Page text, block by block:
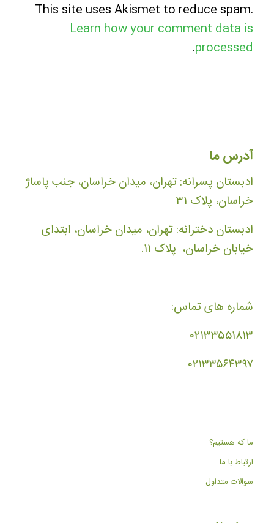
This site uses Akismet to reduce spam.
Learn how your comment data is
processed
.
آدرس ما
ادبستان پسرانه: تهران، میدان خراسان، جنب پاساژ
خراسان، پلاک ۳۱
ادبستان دخترانه: تهران، میدان خراسان، ابتدای
خیابان خراسان، پلاک ۱۱.
شماره های تماس:
۰۲۱۳۳۵۵۱۸۱۳
۰۲۱۳۳۵۶۴۳۹۷
ما که هستیم؟
ارتباط با ما
سوالات متداول